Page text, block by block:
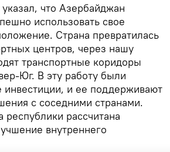
указал, что Азербайджан
использовать свое
Страна превратилась
центров, через нашу
транспортные коридоры
Юг. В эту работу были
и ее поддерживают
с соседними странами.
рассчитана
внутреннего